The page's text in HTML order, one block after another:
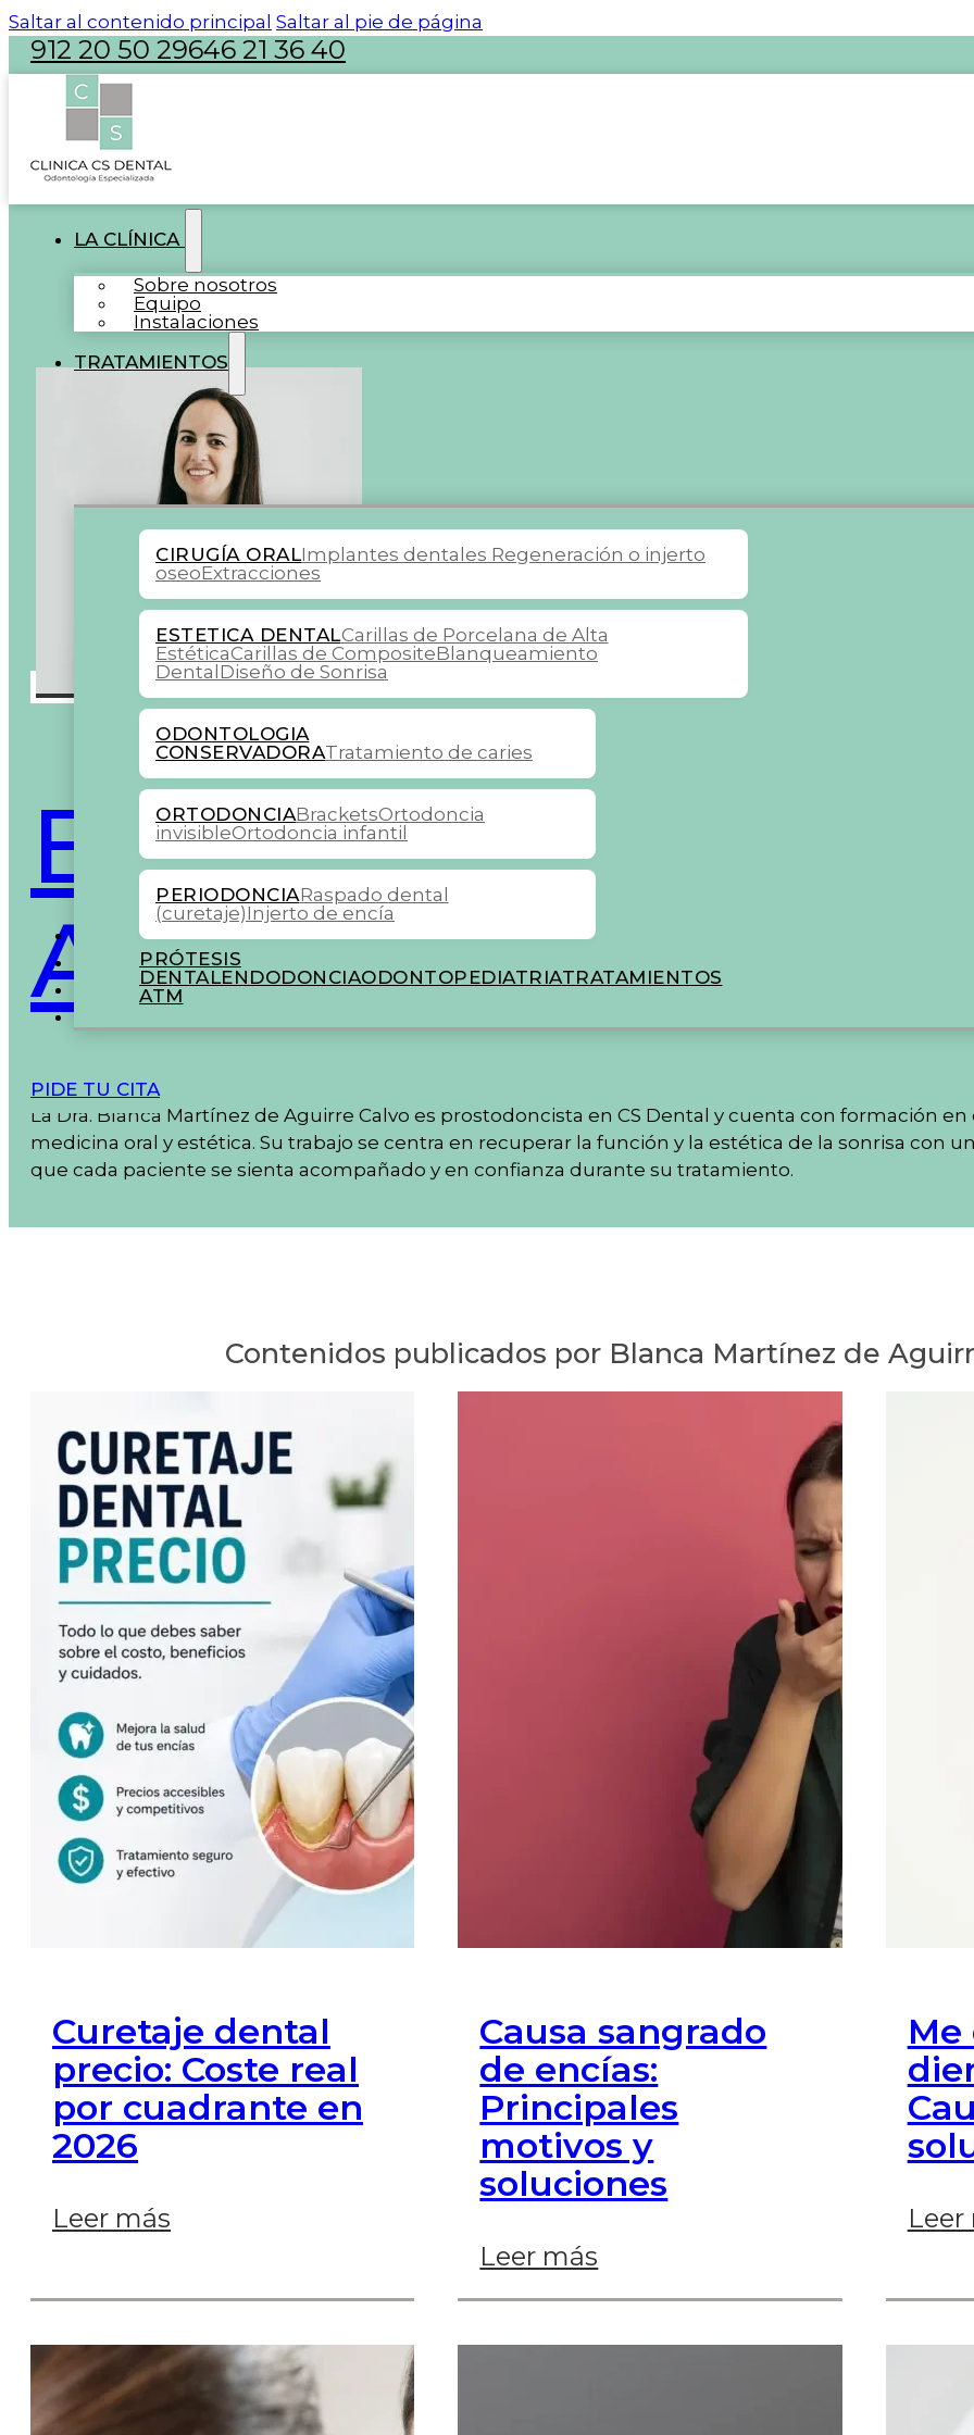
Saltar al contenido principal Saltar al pie de página
912 20 50 29646 21 36 40
atencion@clinicacsdental.com
LA CLÍNICA
Sobre nosotros
Equipo
Instalaciones
TRATAMIENTOS
CIRUGÍA ORALImplantes dentales Regeneración o injerto
oseoExtracciones
ESTETICA DENTALCarillas de Porcelana de Alta
EstéticaCarillas de CompositeBlanqueamiento
Dental Diseño de Sonrisa
ODONTOLOGIA
CONSERVADORATratamiento de caries
ORTODONCIABracketsOrtodoncia
invisibleOrtodoncia infantil
PERIODONCIARaspado dental
(curetaje)Injerto de encía
PRÓTESIS
DENTALENDODONCIAODONTOPEDIATRIATRATAMIENTOS
ATM
COLABORADORES
PIDE TU CITA
Blanca Martínez
Aguirre Calvo
La Dra. Blanca Martínez de Aguirre Calvo es prostodoncista en CS Dental y cuenta con formación
medicina oral y estética. Su trabajo se centra en recuperar la función y la estética de la sonrisa con
que cada paciente se sienta acompañado y en confianza durante su tratamiento.
Contenidos publicados por Blanca Martínez de
Curetaje dental
precio: Coste real
por cuadrante en
2026
Leer más
Causa sangrado
de encías:
Principales
motivos y
soluciones
Leer más
Leer